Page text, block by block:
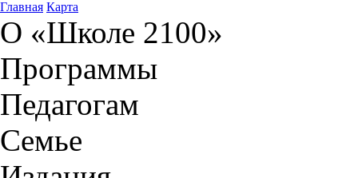
Главная Карта
О «Школе 2100»
Программы
Педагогам
Семье